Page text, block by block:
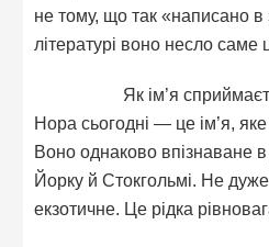
не тому, що так «написано в
літературі воно несло саме
Як ім’я
Нора сьогодні — це ім’я,
Воно однаково впізнаване
Йорку й Стокгольмі. Не
екзотичне. Це рідка